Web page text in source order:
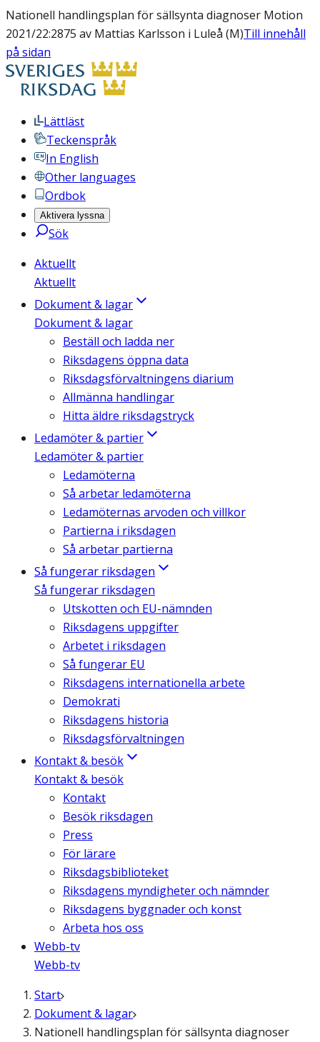
Nationell handlingsplan för sällsynta diagnoser Motion
2021/22:2875 av Mattias Karlsson i Luleå (M)Till innehåll
på sidan
Lättläst
Teckenspråk
In English
Other languages
Ordbok
Aktivera lyssna
Sök
Aktuellt
Aktuellt
Dokument & lagar
Dokument & lagar
Beställ och ladda ner
Riksdagens öppna data
Riksdagsförvaltningens diarium
Allmänna handlingar
Hitta äldre riksdagstryck
Ledamöter & partier
Ledamöter & partier
Ledamöterna
Så arbetar ledamöterna
Ledamöternas arvoden och villkor
Partierna i riksdagen
Så arbetar partierna
Så fungerar riksdagen
Så fungerar riksdagen
Utskotten och EU-nämnden
Riksdagens uppgifter
Arbetet i riksdagen
Så fungerar EU
Riksdagens internationella arbete
Demokrati
Riksdagens historia
Riksdagsförvaltningen
Kontakt & besök
Kontakt & besök
Kontakt
Besök riksdagen
Press
För lärare
Riksdagsbiblioteket
Riksdagens myndigheter och nämnder
Riksdagens byggnader och konst
Arbeta hos oss
Webb-tv
Webb-tv
Start
Dokument & lagar
Nationell handlingsplan för sällsynta diagnoser